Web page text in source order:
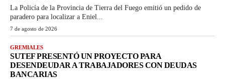
La Policía de la Provincia de Tierra del Fuego emitió un pedido de
paradero para localizar a Eniel...
7 de agosto de 2026
GREMIALES
SUTEF PRESENTÓ UN PROYECTO PARA
DESENDEUDAR A TRABAJADORES CON DEUDAS
BANCARIAS